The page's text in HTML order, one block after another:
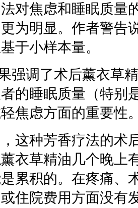
对焦虑和睡眠质量
为明显。作者警告
于小样本量。
调了术后薰衣草
的睡眠质量（特别
焦虑方面的重要性
这种芳香疗法的术
衣草精油几个晚上
累积的。在疼痛、
住院费用方面没有